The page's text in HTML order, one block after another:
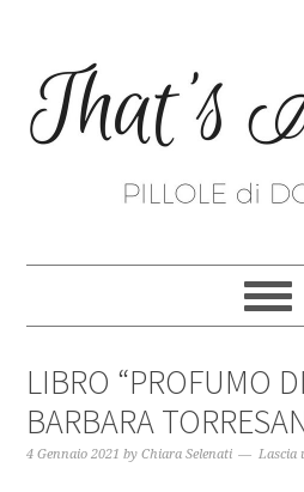
LIBRO “PROFUMO
BARBARA
4 Gennaio 2021 byChiara Selenati Lascia